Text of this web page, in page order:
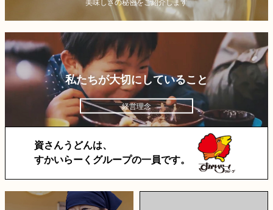
美味しさの秘密をご紹介します
私たちが大切にしていること
経営理念
資さんうどんは、
すかいらーくグループの一員です。